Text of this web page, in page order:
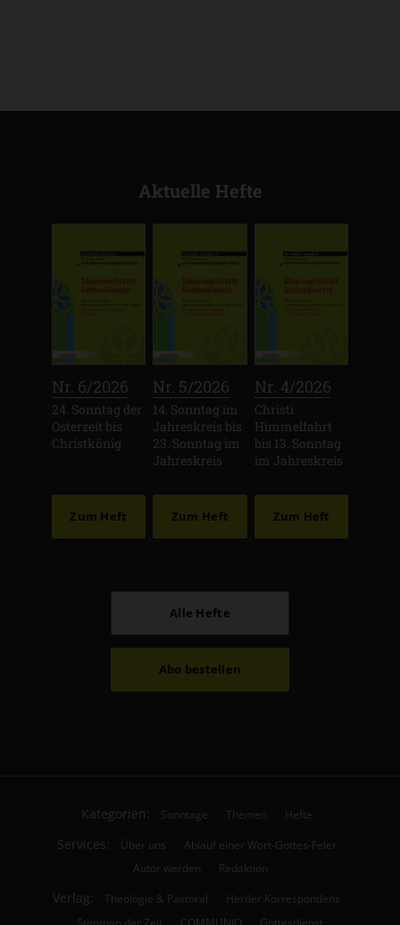
Aktuelle Hefte
Nr. 6/2026
24. Sonntag der
Osterzeit bis
Christkönig
Zum Heft
Nr. 5/2026
14. Sonntag im
Jahreskreis bis
23. Sonntag im
Jahreskreis
Zum Heft
Nr. 4/2026
Christi
Himmelfahrt
bis 13. Sonntag
im Jahreskreis
Zum Heft
Alle Hefte
Abo bestellen
Kategorien: Sonntage Themen Hefte
Services: Über uns
Ablauf einer Wort-Gottes-Feier
Autor werden
Redaktion
Verlag: Theologie & Pastoral
Herder Korrespondenz
Stimmen der Zeit
COMMUNIO
Gottesdienst